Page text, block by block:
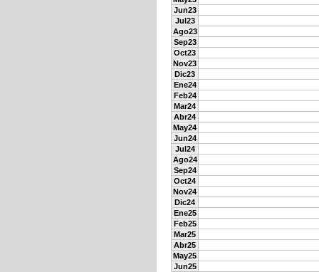
Jun23
Jul23
Ago23
Sep23
Oct23
Nov23
Dic23
Ene24
Feb24
Mar24
Abr24
May24
Jun24
Jul24
Ago24
Sep24
Oct24
Nov24
Dic24
Ene25
Feb25
Mar25
Abr25
May25
Jun25